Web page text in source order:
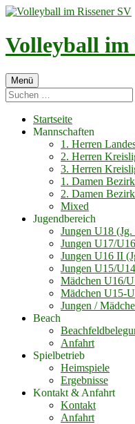
Springe
Inhalt
Volleyball im
Primäres
Menü
Menü
Suchen
nach:
Startseite
Mannschaften
1. Herren
2. Herren
3. Herren
1. Damen
2. Damen
Mixed
Jugendbereich
Jungen U18
Jungen U17/
Jungen U16 II
Jungen U15/
Mädchen U16/
Mädchen U15-
Jungen /
Beach
Anfahrt
Spielbetrieb
Heimspiele
Ergebnisse
Kontakt & Anfahrt
Kontakt
Anfahrt